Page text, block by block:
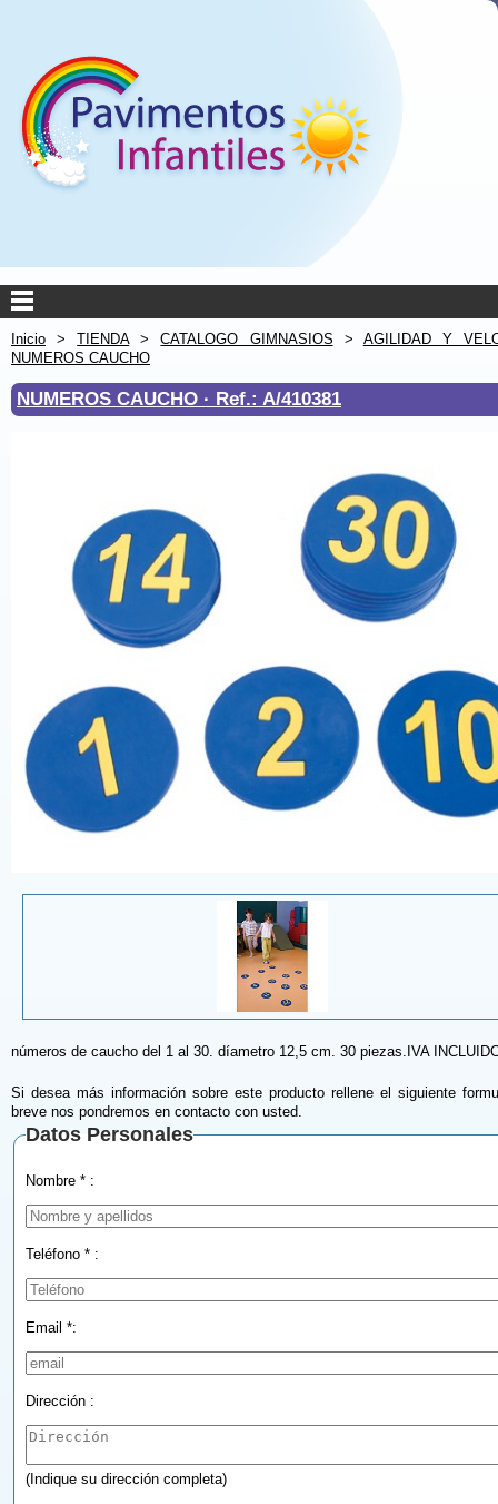
Inicio >TIENDA>CATALOGO GIMNASIOS > AGILIDAD Y
NUMEROS CAUCHO
NUMEROS CAUCHO · Ref.: A/410381
números de caucho del 1 al 30. díametro 12,5 cm. 30 piezas.IVA
Si desea más información sobre este producto rellene el siguiente
breve nos pondremos en contacto con usted.
Datos Personales
Nombre * :
Teléfono * :
Email *:
Dirección :
(Indique su dirección completa)